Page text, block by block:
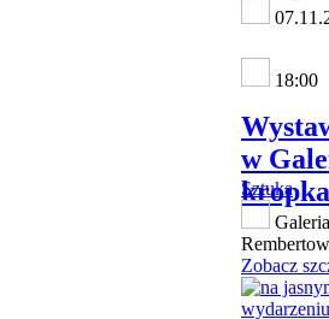
18:00
w
kropka
Sztuka
Zobacz